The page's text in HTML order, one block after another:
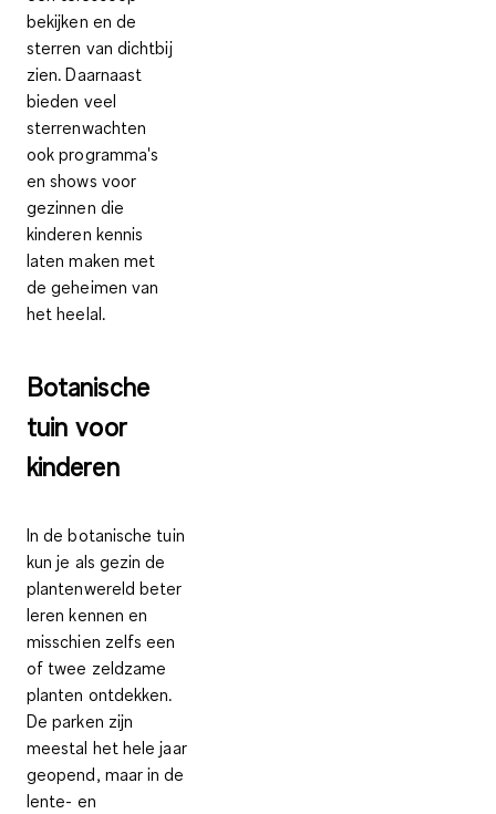
bekijken en de
sterren van dichtbij
zien. Daarnaast
bieden veel
sterrenwachten
ook programma's
en shows voor
gezinnen die
kinderen kennis
laten maken met
de geheimen van
het heelal.
Botanische
tuin voor
kinderen
In de botanische tuin
kun je als gezin de
plantenwereld beter
leren kennen en
misschien zelfs een
of twee zeldzame
planten ontdekken.
De parken zijn
meestal het hele jaar
geopend, maar in de
lente- en